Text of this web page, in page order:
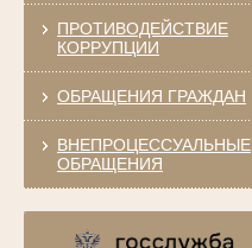
ПРОТИВОДЕЙСТВИЕ
КОРРУПЦИИ
ОБРАЩЕНИЯ ГРАЖДАН
ВНЕПРОЦЕССУАЛЬНЫЕ
ОБРАЩЕНИЯ